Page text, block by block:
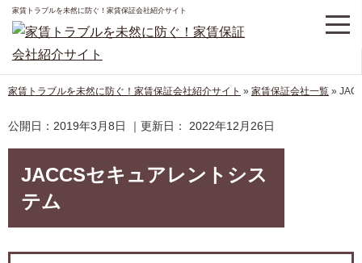
家賃トラブルを未然に防ぐ！家賃保証会社紹介サイト
家賃トラブルを未然に防ぐ！家賃保証会社紹介サイト » 家賃保証会社一覧 »
公開日： 2019年3月8日 ｜更新日： 2022年12月26日
JACCSセキュアレントシス
テム